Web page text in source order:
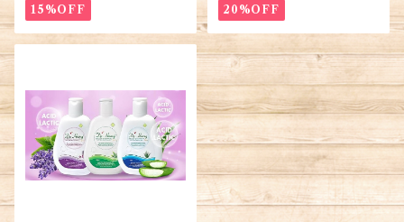
15%OFF 20%OFF